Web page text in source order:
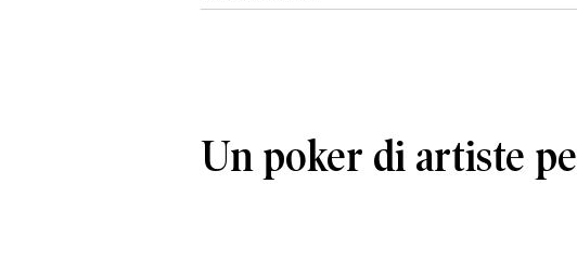
Un poker di artiste